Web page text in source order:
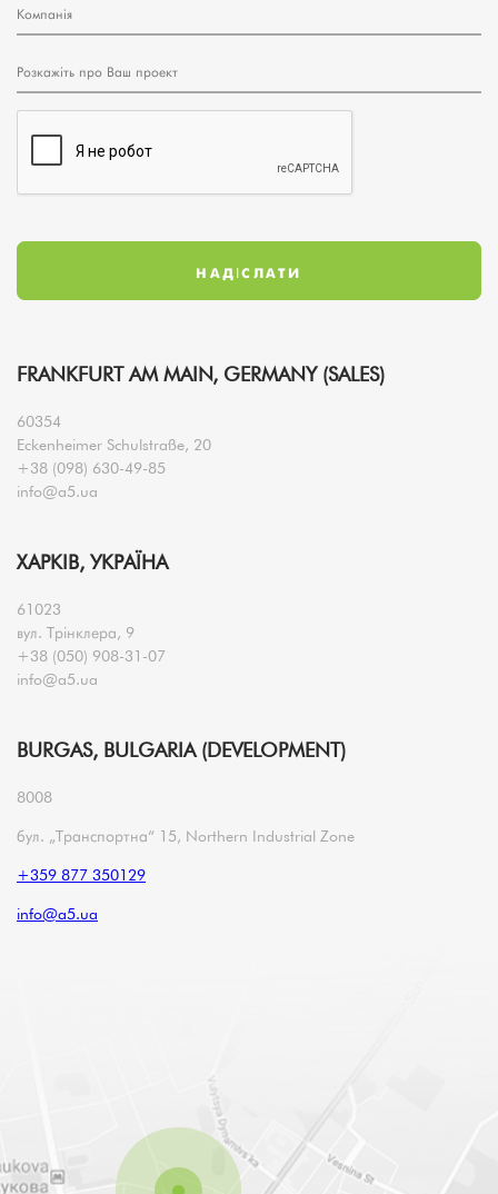
FRANKFURT AM MAIN, GERMANY (SALES)
60354
Eckenheimer Schulstraße, 20
+38 (098) 630-49-85
info@a5.ua
ХАРКІВ, УКРАЇНА
61023
вул. Трінклера, 9
+38 (050) 908-31-07
info@a5.ua
BURGAS, BULGARIA (DEVELOPMENT)
8008
бул. „Транспортна“ 15, Northern Industrial Zone
+359 877 350129
info@a5.ua